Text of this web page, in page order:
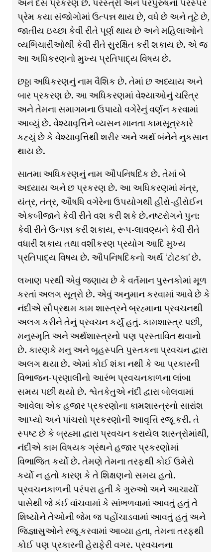
અને દસ પ્રકરણ છે. પરસ્ત્રી અને પરપુરુષનો પરસ્પર
પ્રેમ કયા સંજોગોમાં ઉત્પન્ન થાય છે, વધે છે અને તૂટે છે,
જાતીય ઇચ્છા કેવી રીતે પૂર્ણ થાય છે અને મહિલાઓને
વ્યભિચારીઓથી કેવી રીતે સુરક્ષિત કરી શકાય છે. એ જ
આ અધિકરણનો મુખ્ય પ્રતિપાદ્ય વિષય છે.
છઠ્ઠા અધિકરણનું નામ વૈશિક છે. તેમાં છ અધ્યાય અને
બાર પ્રકરણ છે. આ અધિકરણમાં વેશ્યાઓનું ચરિત્ર
અને તેમના સમાગમના ઉપાયો વગેરેનું વર્ણન કરવામાં
આવ્યું છે. વેશ્યાવૃત્તિને વ્યસન માનતા કામસૂત્રકારે
કહ્યું છે કે વેશ્યાવૃત્તિથી શરીર અને અર્થ બંનેને નુકસાન
થાય છે.
સાતમા અધિકરણનું નામ ઔપનિષદિક છે. તેમાં બે
અધ્યાય અને છ પ્રકરણ છે. આ અધિકરણમાં મંત્ર,
યંત્ર, તંત્ર, ઔષધિ વગેરેના ઉપયોગથી હીરો-હીરોઈન
એકબીજાને કેવી રીતે વશ કરી શકે છે.નષ્ટરોગને પુન:
કેવી રીતે ઉત્પન્ન કરી શકાય, રૂપ-લાવણ્યને કેવી રીતે
વધારી શકાય તથા વશીકરણ પ્રયોગ આદિ મુખ્ય
પ્રતિપાદ્ય વિષય છે. ઔપનિષદિકનો અર્થ ‘ટોટકા’ છે.
લખાણ પરથી એવું જણાય છે કે વર્તમાન પુસ્તકોમાં મૂળ
કરતાં અલગ સૂત્રો છે. એવું અનુમાન કરવામાં આવે છે કે
નંદીએ સૌપ્રથમ કામ શાસ્ત્રને બ્રહ્માના પ્રવચનથી
અલગ કરીને તેનું પ્રવચન કર્યું હતું. કામશાસ્ત્ર પછી,
મનુસ્મૃતિ અને અર્થશાસ્ત્રનો પણ પ્રસ્તાવિત થવાનો
છે. કારણકે મનુ અને બૃહસ્પતિ પુસ્તકના પ્રવચન દ્વારા
અલગ થયા છે. એમાં કોઈ શંકા નથી કે આ પ્રકારની
વિભાજન-પ્રણાલીનો આરંભ પ્રવચનકાળના લાંબા
સમય પછી થયો છે. શ્વેતકેતુએ નંદી દ્વારા બોલવામાં
આવેલા એક હજાર પ્રકરણોના કામશાસ્ત્રનો સારાંશ
આપ્યો અને પાંચસો પ્રકરણોની આવૃત્તિ રજૂ કરી. તે
સ્પષ્ટ છે કે બ્રહ્મા દ્વારા પ્રવચન કરાયેલ શાસ્ત્રોમાંથી,
નંદીએ કામ વિષયક ગ્રંથને હજાર પ્રકરણોમાં
વિભાજિત કર્યો છે. તેમણે તેમના તરફથી કોઈ ઉમેરો
કર્યો ન હતો કારણ કે તે શિક્ષણનો સમય હતો.
પ્રવચનકાળની પરંપરા હતી કે ગુરુઓ અને આચાર્યો
પાસેથી જે કંઈ વાંચવામાં કે સાંભળવામાં આવતું હતું તે
શિષ્યોને તેઓની જેમ જ પહોંચાડવામાં આવતું હતું અને
જિજ્ઞાસુઓને રજૂ કરવામાં આવ્યા હતા, તેમના તરફથી
કોઈ પણ પ્રકારની હેરાફેરી વગર. પ્રવચનના